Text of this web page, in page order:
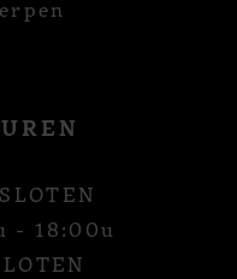
- 18:00u